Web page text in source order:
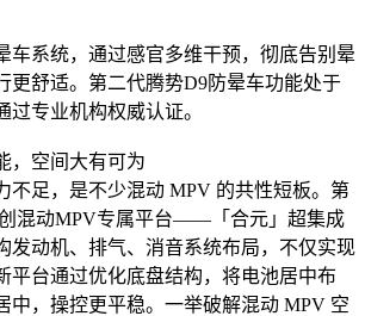
车系统，通过感官多维干预，彻底告别晕
更舒适。第二代腾势D9防晕车功能处于
过专业机构权威认证。
，空间大有可为
不足，是不少混动 MPV 的共性短板。第
混动MPV专属平台——「合元」超集成
发动机、排气、消音系统布局，不仅实现
平台通过优化底盘结构，将电池居中布
中，操控更平稳。一举破解混动 MPV 空